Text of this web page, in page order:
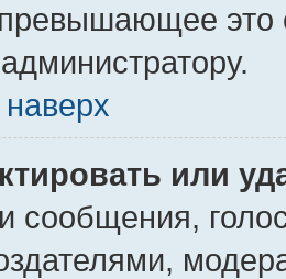
это
или
сообщения,